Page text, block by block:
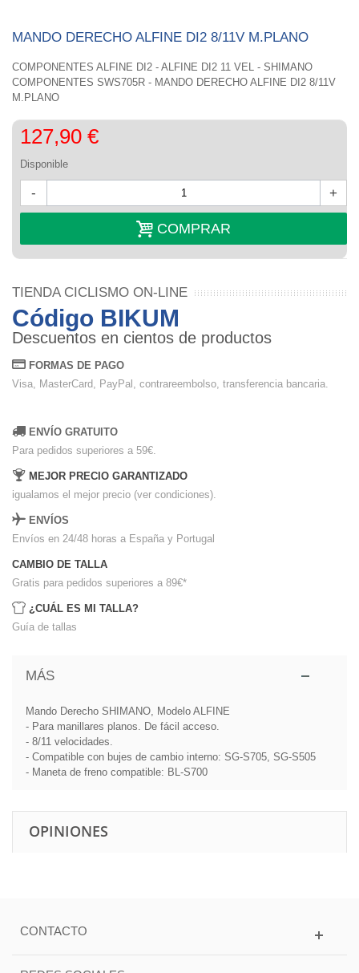
MANDO DERECHO ALFINE DI2 8/11V M.PLANO
COMPONENTES ALFINE DI2 - ALFINE DI2 11 VEL - SHIMANO
COMPONENTES SWS705R - MANDO DERECHO ALFINE DI2 8/11V
M.PLANO
127,90 €
Disponible
- +
COMPRAR
TIENDA CICLISMO ON-LINE
Código BIKUM
Descuentos en cientos de productos
FORMAS DE PAGO
Visa, MasterCard, PayPal, contrareembolso, transferencia bancaria.
ENVÍO GRATUITO
Para pedidos superiores a 59€.
MEJOR PRECIO GARANTIZADO
igualamos el mejor precio (ver condiciones).
ENVÍOS
Envíos en 24/48 horas a España y Portugal
CAMBIO DE TALLA
Gratis para pedidos superiores a 89€*
¿CUÁL ES MI TALLA?
Guía de tallas
MÁS
Mando Derecho SHIMANO, Modelo ALFINE
- Para manillares planos. De fácil acceso.
- 8/11 velocidades.
- Compatible con bujes de cambio interno: SG-S705, SG-S505
- Maneta de freno compatible: BL-S700
OPINIONES
CONTACTO